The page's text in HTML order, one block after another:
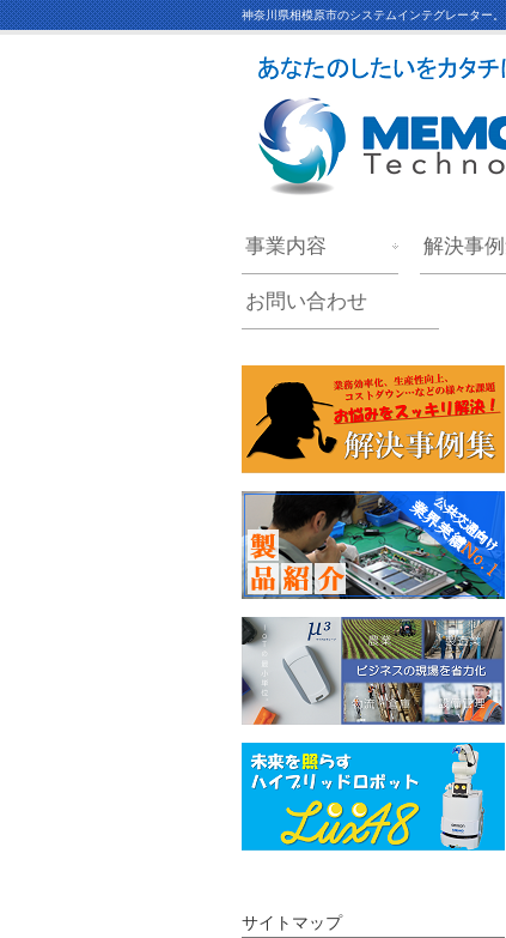
神奈川県相模原市のシステムインテグレーター
事業内容 解決事
お問い合わせ
サイトマップ